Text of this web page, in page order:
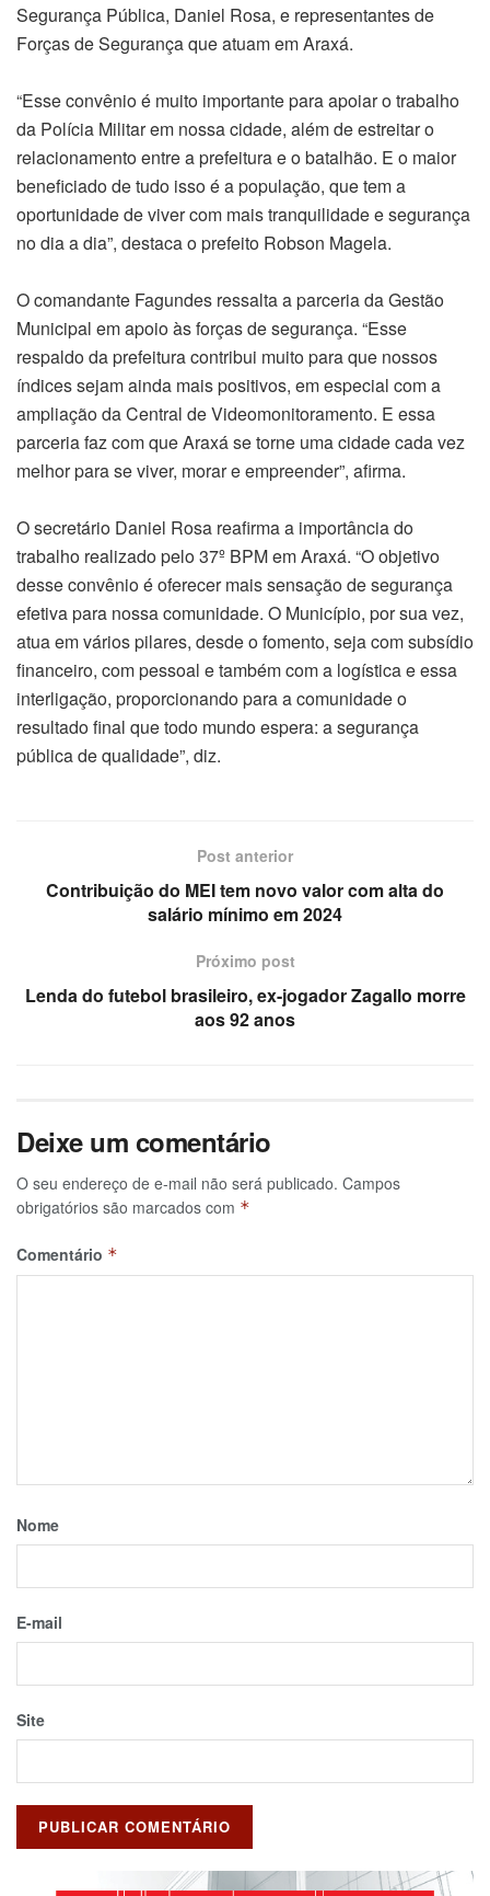
Segurança Pública, Daniel Rosa, e representantes de
Forças de Segurança que atuam em Araxá.
“Esse convênio é muito importante para apoiar o trabalho
da Polícia Militar em nossa cidade, além de estreitar o
relacionamento entre a prefeitura e o batalhão. E o maior
beneficiado de tudo isso é a população, que tem a
oportunidade de viver com mais tranquilidade e segurança
no dia a dia”, destaca o prefeito Robson Magela.
O comandante Fagundes ressalta a parceria da Gestão
Municipal em apoio às forças de segurança. “Esse
respaldo da prefeitura contribui muito para que nossos
índices sejam ainda mais positivos, em especial com a
ampliação da Central de Videomonitoramento. E essa
parceria faz com que Araxá se torne uma cidade cada vez
melhor para se viver, morar e empreender”, afirma.
O secretário Daniel Rosa reafirma a importância do
trabalho realizado pelo 37º BPM em Araxá. “O objetivo
desse convênio é oferecer mais sensação de segurança
efetiva para nossa comunidade. O Município, por sua vez,
atua em vários pilares, desde o fomento, seja com subsídio
financeiro, com pessoal e também com a logística e essa
interligação, proporcionando para a comunidade o
resultado final que todo mundo espera: a segurança
pública de qualidade”, diz.
Post anterior
Contribuição do MEI tem novo valor com alta do
salário mínimo em 2024
Próximo post
Lenda do futebol brasileiro, ex-jogador Zagallo morre
aos 92 anos
Deixe um comentário
O seu endereço de e-mail não será publicado. Campos
obrigatórios são marcados com *
Comentário *
Nome
E-mail
Site